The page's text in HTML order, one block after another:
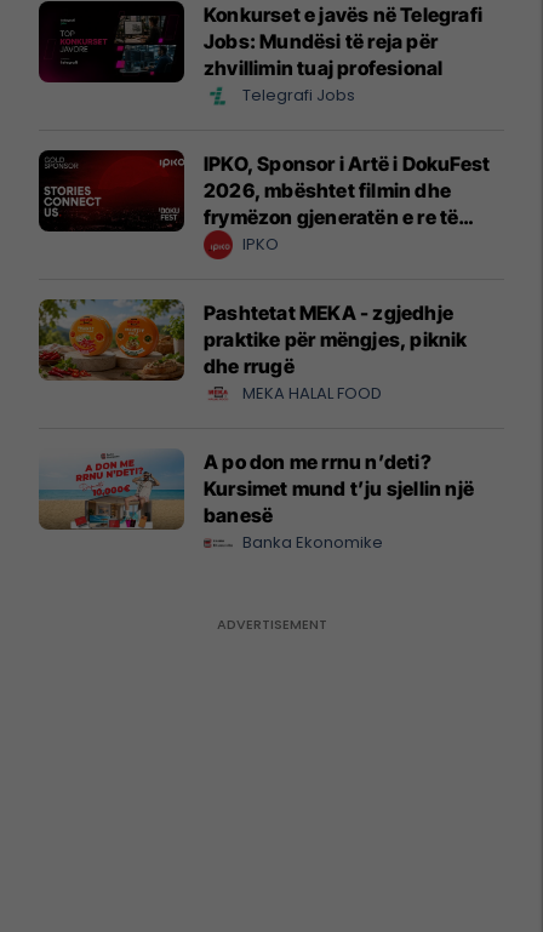
Konkurset e javës në Telegrafi
Jobs: Mundësi të reja për
zhvillimin tuaj profesional
Telegrafi Jobs
IPKO, Sponsor i Artë i DokuFest
2026, mbështet filmin dhe
frymëzon gjeneratën e re të
krijuesve
IPKO
Pashtetat MEKA - zgjedhje
praktike për mëngjes, piknik
dhe rrugë
MEKA HALAL FOOD
A po don me rrnu n’deti?
Kursimet mund t’ju sjellin një
banesë
Banka Ekonomike